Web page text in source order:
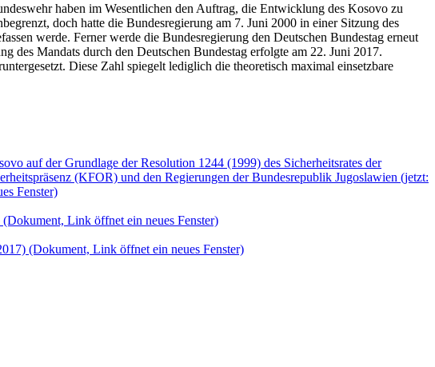
haben im Wesentlichen den Auftrag, die Entwicklung des Kosovo zu
doch hatte die Bundesregierung am 7. Juni 2000 in einer Sitzung des
werde. Ferner werde die Bundesregierung den Deutschen Bundestag erneut
des Mandats durch den Deutschen Bundestag erfolgte am 22. Juni 2017.
Diese Zahl spiegelt lediglich die theoretisch maximal einsetzbare
auf der Grundlage der Resolution 1244 (1999) des Sicherheitsrates der
(KFOR) und den Regierungen der Bundesrepublik Jugoslawien (jetzt:
Fenster)
(Dokument, Link öffnet ein neues Fenster)
(Dokument, Link öffnet ein neues Fenster)